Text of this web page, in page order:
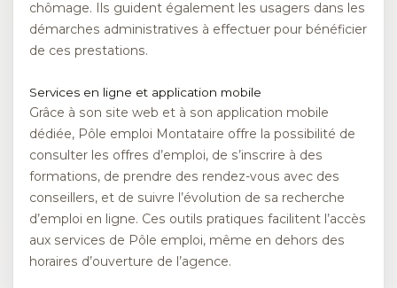
chômage. Ils guident également les usagers dans les
démarches administratives à effectuer pour bénéficier
de ces prestations.
Services en ligne et application mobile
Grâce à son site web et à son application mobile
dédiée, Pôle emploi Montataire offre la possibilité de
consulter les offres d’emploi, de s’inscrire à des
formations, de prendre des rendez-vous avec des
conseillers, et de suivre l’évolution de sa recherche
d’emploi en ligne. Ces outils pratiques facilitent l’accès
aux services de Pôle emploi, même en dehors des
horaires d’ouverture de l’agence.